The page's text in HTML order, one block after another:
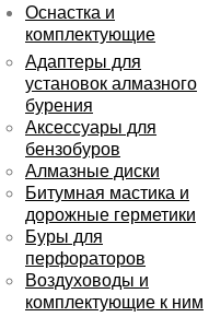
Оснастка и
комплектующие
Адаптеры для
установок алмазного
бурения
Аксессуары для
бензобуров
Алмазные диски
Битумная мастика и
дорожные герметики
Буры для
перфораторов
Воздуховоды и
комплектующие к ним